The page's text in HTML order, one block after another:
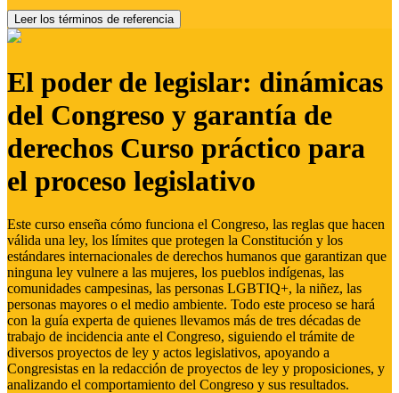
Leer los términos de referencia
El poder de legislar: dinámicas
del Congreso y garantía de
derechos Curso práctico para
el proceso legislativo
Este curso enseña cómo funciona el Congreso, las reglas que hacen
válida una ley, los límites que protegen la Constitución y los
estándares internacionales de derechos humanos que garantizan que
ninguna ley vulnere a las mujeres, los pueblos indígenas, las
comunidades campesinas, las personas LGBTIQ+, la niñez, las
personas mayores o el medio ambiente. Todo este proceso se hará
con la guía experta de quienes llevamos más de tres décadas de
trabajo de incidencia ante el Congreso, siguiendo el trámite de
diversos proyectos de ley y actos legislativos, apoyando a
Congresistas en la redacción de proyectos de ley y proposiciones, y
analizando el comportamiento del Congreso y sus resultados.